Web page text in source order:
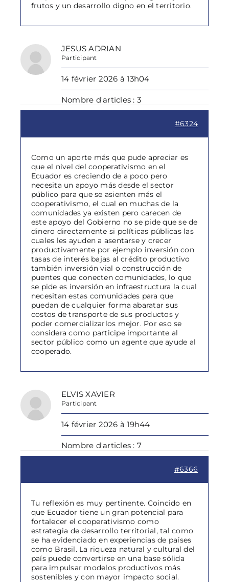
frutos y un desarrollo digno en el territorio.
JESUS ADRIAN
Participant
14 février 2026 à 13h04
Nombre d'articles : 3
#6324
Como un aporte más que pude apreciar es
que el nivel del cooperativismo en el
Ecuador es creciendo de a poco pero
necesita un apoyo más desde el sector
público para que se asienten más el
cooperativismo, el cual en muchas de la
comunidades ya existen pero carecen de
este apoyo del Gobierno no se pide que se de
dinero directamente si políticas públicas las
cuales les ayuden a asentarse y crecer
productivamente por ejemplo inversión con
tasas de interés bajas al crédito productivo
también inversión vial o construcción de
puentes que conecten comunidades, lo que
se pide es inversión en infraestructura la cual
necesitan estas comunidades para que
puedan de cualquier forma abaratar sus
costos de transporte de sus productos y
poder comercializarlos mejor. Por eso se
considera como participe importante al
sector público como un agente que ayude al
cooperado.
ELVIS XAVIER
Participant
14 février 2026 à 19h44
Nombre d'articles : 7
#6366
Tu reflexión es muy pertinente. Coincido en
que Ecuador tiene un gran potencial para
fortalecer el cooperativismo como
estrategia de desarrollo territorial, tal como
se ha evidenciado en experiencias de países
como Brasil. La riqueza natural y cultural del
país puede convertirse en una base sólida
para impulsar modelos productivos más
sostenibles y con mayor impacto social.